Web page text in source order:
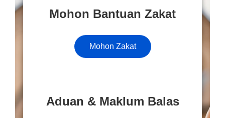
Mohon Bantuan Zakat
Mohon Zakat
Aduan & Maklum Balas